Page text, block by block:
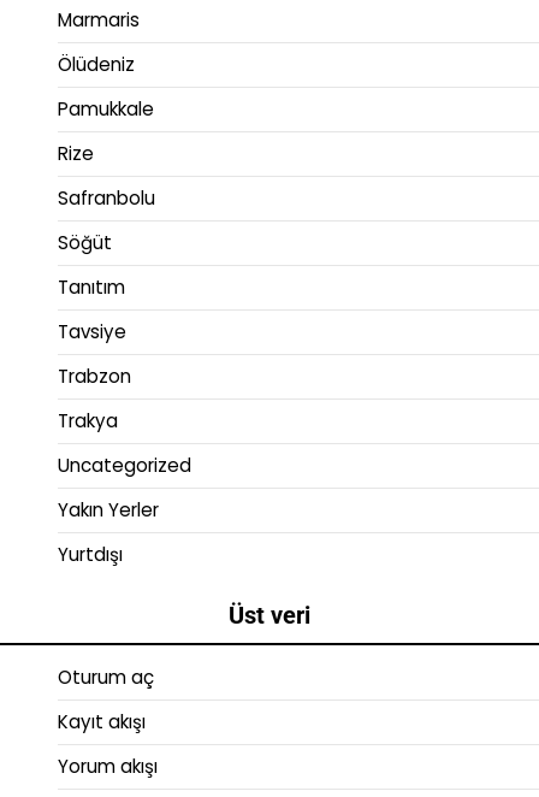
Marmaris
Ölüdeniz
Pamukkale
Rize
Safranbolu
Söğüt
Tanıtım
Tavsiye
Trabzon
Trakya
Uncategorized
Yakın Yerler
Yurtdışı
Üst veri
Oturum aç
Kayıt akışı
Yorum akışı